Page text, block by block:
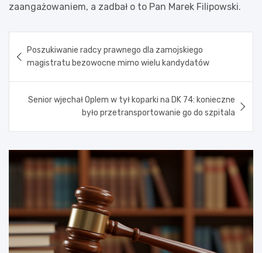
zaangażowaniem, a zadbał o to Pan Marek Filipowski.
wpisu
Poszukiwanie radcy prawnego dla zamojskiego
magistratu bezowocne mimo wielu kandydatów
Senior wjechał Oplem w tył koparki na DK 74: konieczne
było przetransportowanie go do szpitala